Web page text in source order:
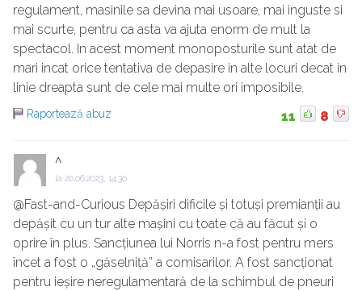
regulament, masinile sa devina mai usoare, mai inguste si
mai scurte, pentru ca asta va ajuta enorm de mult la
spectacol. In acest moment monoposturile sunt atat de
mari incat orice tentativa de depasire in alte locuri decat in
linie dreapta sunt de cele mai multe ori imposibile.
Raportează abuz 11 8
^
la 20.06.2023, 14:30
@Fast-and-Curious Depășiri dificile și totuși premianții au
depășit cu un tur alte mașini cu toate că au făcut și o
oprire în plus. Sancțiunea lui Norris n-a fost pentru mers
încet a fost o „găselniță” a comisarilor. A fost sancționat
pentru ieșire neregulamentară de la schimbul de pneuri